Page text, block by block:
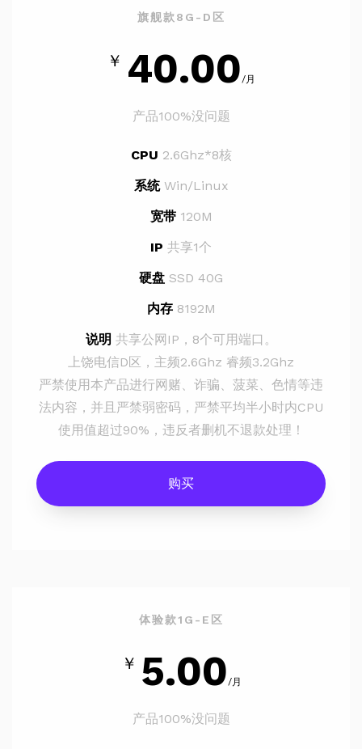
旗舰款8G-D区
￥ 40.00/月
产品100%没问题
CPU 2.6Ghz*8核
系统Win/Linux
宽带120M
IP 共享1个
硬盘 SSD 40G
内存8192M
说明 共享公网IP，8个可用端口。
上饶电信D区，主频2.6Ghz 睿频3.2Ghz
严禁使用本产品进行网赌、诈骗、菠菜、色情等违
法内容，并且严禁弱密码，严禁平均半小时内CPU
使用值超过90%，违反者删机不退款处理！
购买
体验款1G-E区
￥ 5.00/月
产品100%没问题